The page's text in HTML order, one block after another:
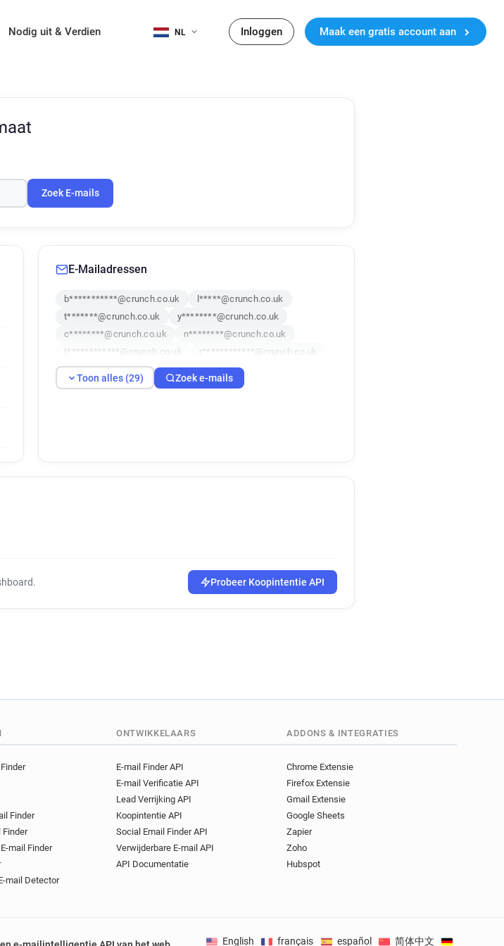
Nodig uit & Verdien NL Inloggen Maak een gratis account aan
Zoek E-mails
E-Mailadressen
b***********@crunch.co.uk
l*****@crunch.co.uk
t*******@crunch.co.uk
y********@crunch.co.uk
c********@crunch.co.uk
n********@crunch.co.uk
t************@crunch.co.uk
r************@crunch.co.uk
i*********@crunch.co.uk
n***********@crunch.co.uk
u************@crunch.co.uk
y******@crunch.co.uk
Toon alles (29) Zoek e-mails
Probeer Koopintentie API
Finder
Finder
mail Finder
mail Detector
ONTWIKKELAARS
E-mail Finder API
E-mail Verificatie API
Lead Verrijking API
Koopintentie API
Social Email Finder API
Verwijderbare E-mail API
API Documentatie
ADDONS & INTEGRATIES
Chrome Extensie
Firefox Extensie
Gmail Extensie
Google Sheets
Zapier
Zoho
Hubspot
English français español 简体中文